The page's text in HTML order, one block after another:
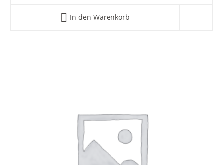
In den Warenkorb